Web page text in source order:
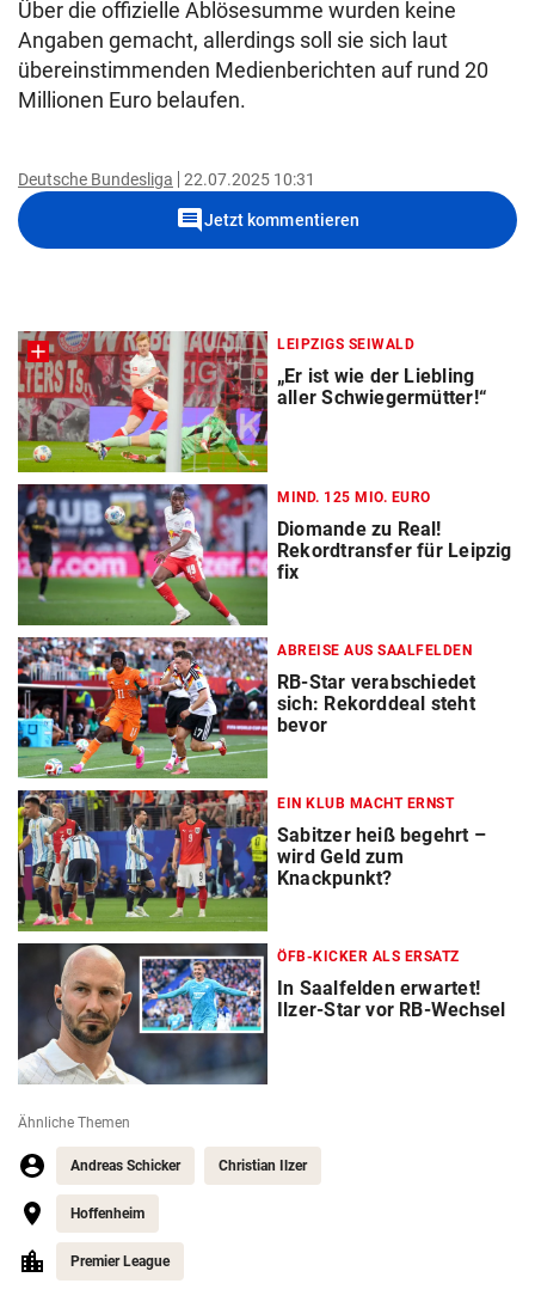
Über die offizielle Ablösesumme wurden keine
Angaben gemacht, allerdings soll sie sich laut
übereinstimmenden Medienberichten auf rund 20
Millionen Euro belaufen.
Deutsche Bundesliga 22.07.2025 10:31
commentJetzt kommentieren
LEIPZIGS SEIWALD
„Er ist wie der Liebling
aller Schwiegermütter!“
MIND. 125 MIO. EURO
Diomande zu Real!
Rekordtransfer für Leipzig
fix
ABREISE AUS SAALFELDEN
RB-Star verabschiedet
sich: Rekorddeal steht
bevor
EIN KLUB MACHT ERNST
Sabitzer heiß begehrt –
wird Geld zum
Knackpunkt?
ÖFB-KICKER ALS ERSATZ
In Saalfelden erwartet!
Ilzer-Star vor RB-Wechsel
Ähnliche Themen
Andreas Schicker Christian Ilzer
Hoffenheim
Premier League